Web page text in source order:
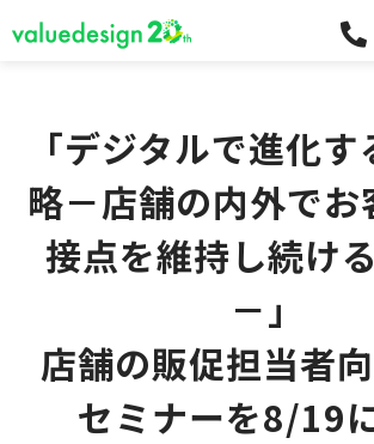
選ばれる理由
サポート
導入実績
導入フロー
活用シーン
コラム
よくあるご質問
「デジタルで進化
略－店舗の内外でお
接点を維持し続け
－」
店舗の販促担当者
セミナーを8/19